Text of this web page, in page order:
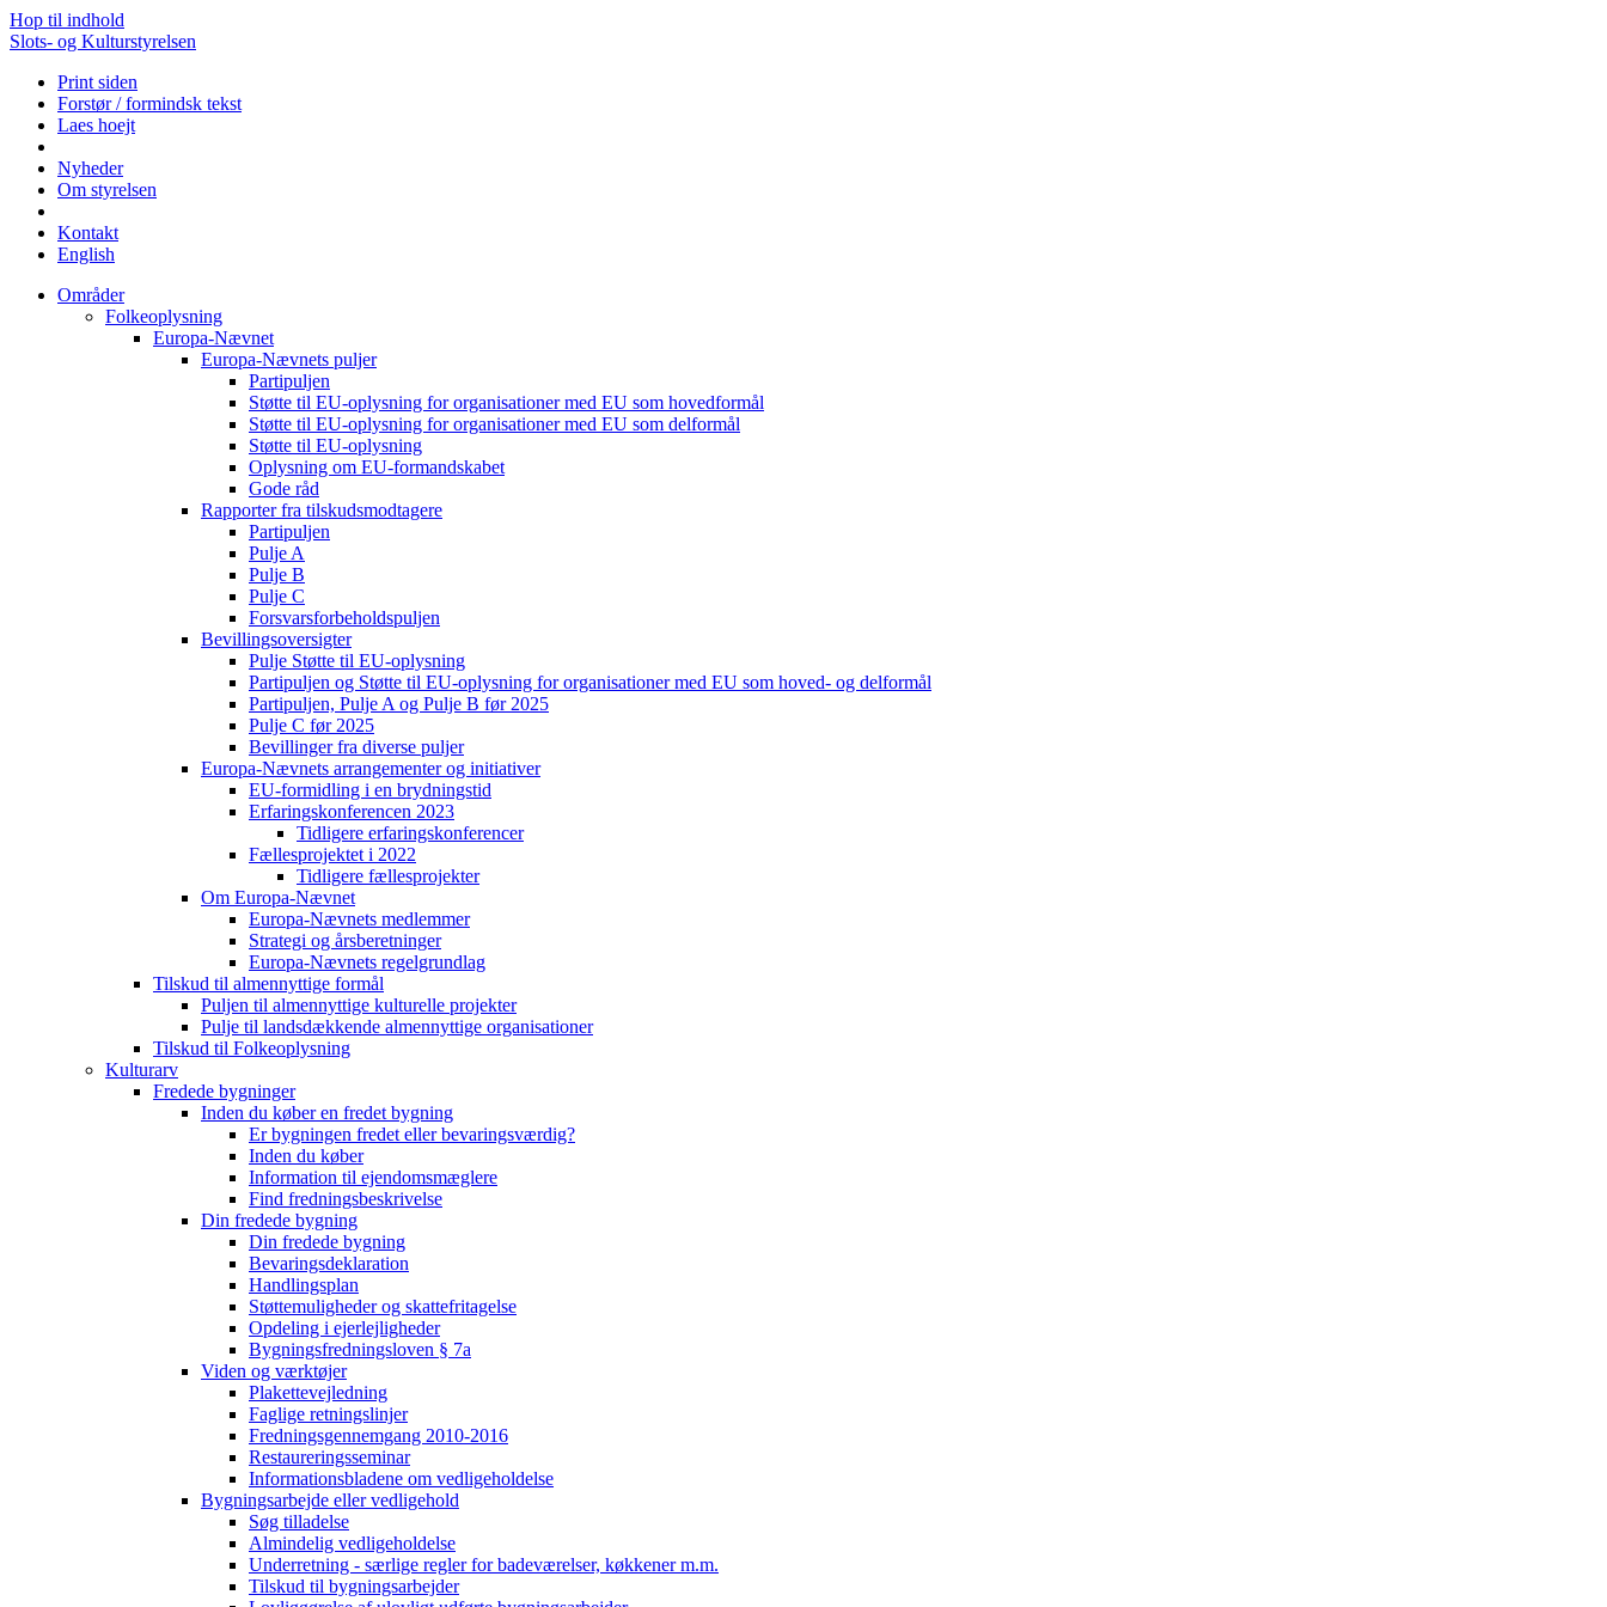
Hop til indhold
Slots- og Kulturstyrelsen
Print siden
Forstør / formindsk tekst
Laes hoejt
Nyheder
Om styrelsen
Kontakt
English
Områder
Folkeoplysning
Europa-Nævnet
Europa-Nævnets puljer
Partipuljen
Støtte til EU-oplysning for organisationer med EU som hovedformål
Støtte til EU-oplysning for organisationer med EU som delformål
Støtte til EU-oplysning
Oplysning om EU-formandskabet
Gode råd
Rapporter fra tilskudsmodtagere
Partipuljen
Pulje A
Pulje B
Pulje C
Forsvarsforbeholdspuljen
Bevillingsoversigter
Pulje Støtte til EU-oplysning
Partipuljen og Støtte til EU-oplysning for organisationer med EU som hoved- og delformål
Partipuljen, Pulje A og Pulje B før 2025
Pulje C før 2025
Bevillinger fra diverse puljer
Europa-Nævnets arrangementer og initiativer
EU-formidling i en brydningstid
Erfaringskonferencen 2023
Tidligere erfaringskonferencer
Fællesprojektet i 2022
Tidligere fællesprojekter
Om Europa-Nævnet
Europa-Nævnets medlemmer
Strategi og årsberetninger
Europa-Nævnets regelgrundlag
Tilskud til almennyttige formål
Puljen til almennyttige kulturelle projekter
Pulje til landsdækkende almennyttige organisationer
Tilskud til Folkeoplysning
Kulturarv
Fredede bygninger
Inden du køber en fredet bygning
Er bygningen fredet eller bevaringsværdig?
Inden du køber
Information til ejendomsmæglere
Find fredningsbeskrivelse
Din fredede bygning
Din fredede bygning
Bevaringsdeklaration
Handlingsplan
Støttemuligheder og skattefritagelse
Opdeling i ejerlejligheder
Bygningsfredningsloven § 7a
Viden og værktøjer
Plakettevejledning
Faglige retningslinjer
Fredningsgennemgang 2010-2016
Restaureringsseminar
Informationsbladene om vedligeholdelse
Bygningsarbejde eller vedligehold
Søg tilladelse
Almindelig vedligeholdelse
Underretning - særlige regler for badeværelser, køkkener m.m.
Tilskud til bygningsarbejder